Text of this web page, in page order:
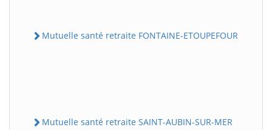
Mutuelle santé retraite FONTAINE-ETOUPEFOUR
Mutuelle santé retraite SAINT-AUBIN-SUR-MER